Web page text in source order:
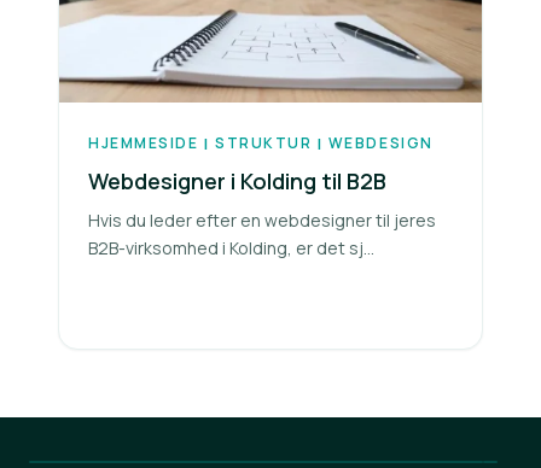
HJEMMESIDE | STRUKTUR | WEBDESIGN
Webdesigner i Kolding til B2B
Hvis du leder efter en webdesigner til jeres
B2B-virksomhed i Kolding, er det sj...